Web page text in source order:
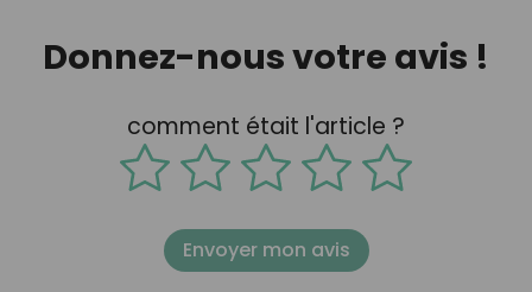
Donnez-nous votre avis !
comment était l'article ?
Envoyer mon avis